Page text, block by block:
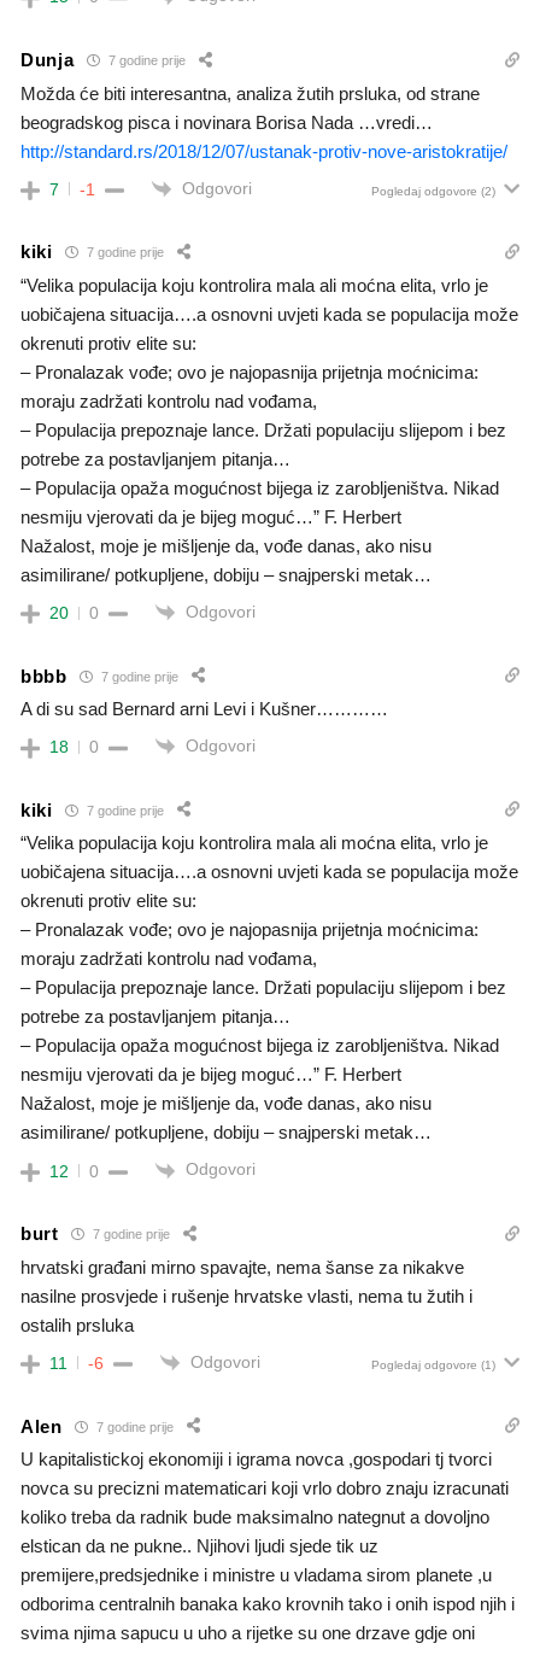
Dunja 7 godine prije
Možda će biti interesantna, analiza žutih prsluka, od strane
beogradskog pisca i novinara Borisa Nada …vredi…
http://standard.rs/2018/12/07/ustanak-protiv-nove-aristokratije/
7 -1 Odgovori Pogledaj odgovore (2)
kiki 7 godine prije
“Velika populacija koju kontrolira mala ali moćna elita, vrlo je
uobičajena situacija….a osnovni uvjeti kada se populacija može
okrenuti protiv elite su:
– Pronalazak vođe; ovo je najopasnija prijetnja moćnicima:
moraju zadržati kontrolu nad vođama,
– Populacija prepoznaje lance. Držati populaciju slijepom i bez
potrebe za postavljanjem pitanja…
– Populacija opaža mogućnost bijega iz zarobljeništva. Nikad
nesmiju vjerovati da je bijeg moguć…” F. Herbert
Nažalost, moje je mišljenje da, vođe danas, ako nisu
asimilirane/ potkupljene, dobiju – snajperski metak…
20 0 Odgovori
bbbb 7 godine prije
A di su sad Bernard arni Levi i Kušner…………
18 0 Odgovori
kiki 7 godine prije
“Velika populacija koju kontrolira mala ali moćna elita, vrlo je
uobičajena situacija….a osnovni uvjeti kada se populacija može
okrenuti protiv elite su:
– Pronalazak vođe; ovo je najopasnija prijetnja moćnicima:
moraju zadržati kontrolu nad vođama,
– Populacija prepoznaje lance. Držati populaciju slijepom i bez
potrebe za postavljanjem pitanja…
– Populacija opaža mogućnost bijega iz zarobljeništva. Nikad
nesmiju vjerovati da je bijeg moguć…” F. Herbert
Nažalost, moje je mišljenje da, vođe danas, ako nisu
asimilirane/ potkupljene, dobiju – snajperski metak…
12 0 Odgovori
burt 7 godine prije
hrvatski građani mirno spavajte, nema šanse za nikakve
nasilne prosvjede i rušenje hrvatske vlasti, nema tu žutih i
ostalih prsluka
11 -6 Odgovori Pogledaj odgovore (1)
Alen 7 godine prije
U kapitalistickoj ekonomiji i igrama novca ,gospodari tj tvorci
novca su precizni matematicari koji vrlo dobro znaju izracunati
koliko treba da radnik bude maksimalno nategnut a dovoljno
elstican da ne pukne.. Njihovi ljudi sjede tik uz
premijere,predsjednike i ministre u vladama sirom planete ,u
odborima centralnih banaka kako krovnih tako i onih ispod njih i
svima njima sapucu u uho a rijetke su one drzave gdje oni